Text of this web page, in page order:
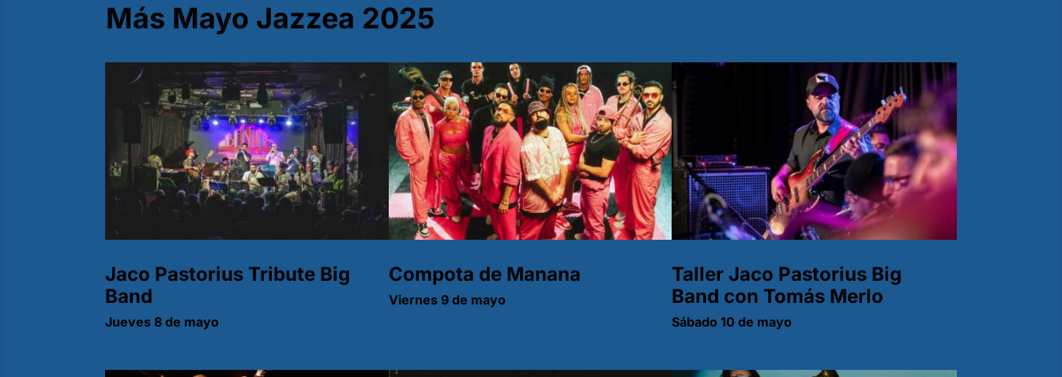
Más Mayo Jazzea 2025
Jaco Pastorius Tribute Big
Band
Jueves 8 de mayo
Compota de Manana
Viernes 9 de mayo
Taller Jaco Pastorius Big
Band con Tomás Merlo
Sábado 10 de mayo